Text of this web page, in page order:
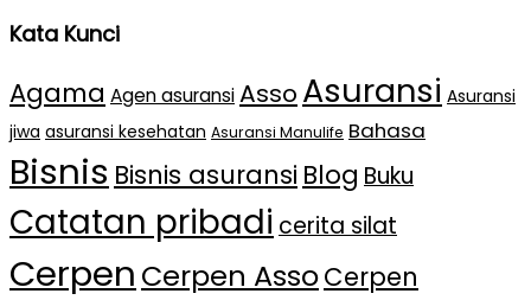
Kata Kunci
Agama Agen asuransiAsso Asuransi Asuransi
jiwa asuransi kesehatan Asuransi Manulife Bahasa
Bisnis Bisnis asuransi Blog Buku
Catatan pribadi cerita silat
Cerpen Cerpen AssoCerpen